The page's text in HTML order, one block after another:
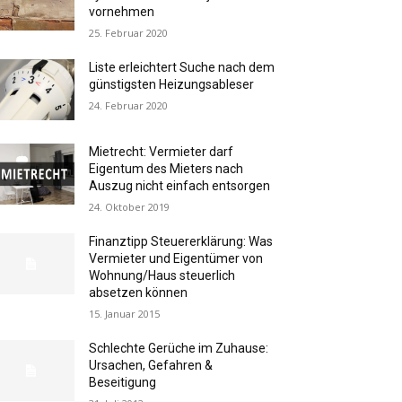
vornehmen
25. Februar 2020
Liste erleichtert Suche nach dem
günstigsten Heizungsableser
24. Februar 2020
Mietrecht: Vermieter darf
Eigentum des Mieters nach
Auszug nicht einfach entsorgen
24. Oktober 2019
Finanztipp Steuererklärung: Was
Vermieter und Eigentümer von
Wohnung/Haus steuerlich
absetzen können
15. Januar 2015
Schlechte Gerüche im Zuhause:
Ursachen, Gefahren &
Beseitigung